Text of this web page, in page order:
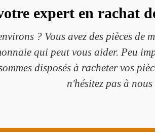
expert en rachat
? Vous avez des pièces
qui peut vous aider. Peu
disposés à racheter vos
n'hésitez pas à